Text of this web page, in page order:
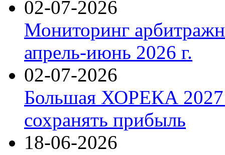
02-07-2026
Мониторинг
апрель-июнь 2026 г.
02-07-2026
Большая ХОРЕКА 2027:
сохранять прибыль
18-06-2026